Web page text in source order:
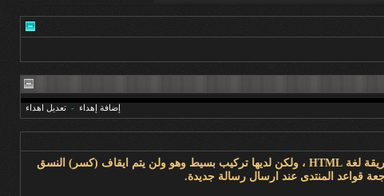
إضافة إهداء - تعديل اهداء
BB code عبارة عن مجموعة من الأكواد المشتقة من لغة (html) والتي تكون قد تعرفت عليها من قبل .تسمح لك باضافة تهيئة إلى رسائلك بنفس طريقة لغة HTML ، ولكن لديها تركيب بسيط وهو ولن يتم ايقاف (كسر) النسق